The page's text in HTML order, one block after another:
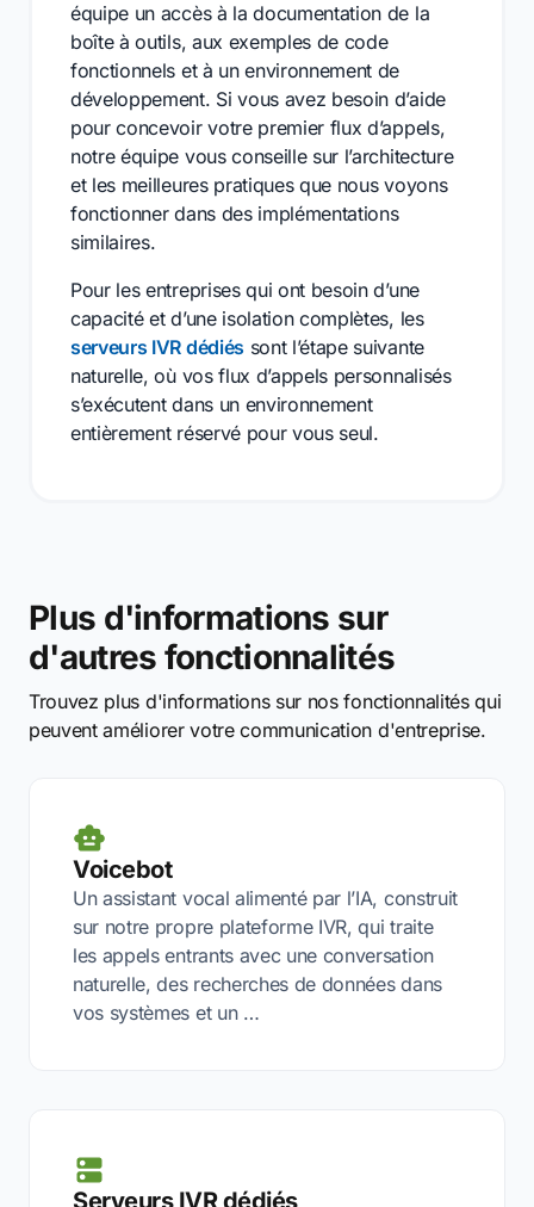
équipe un accès à la documentation de la
boîte à outils, aux exemples de code
fonctionnels et à un environnement de
développement. Si vous avez besoin d’aide
pour concevoir votre premier flux d’appels,
notre équipe vous conseille sur l’architecture
et les meilleures pratiques que nous voyons
fonctionner dans des implémentations
similaires.
Pour les entreprises qui ont besoin d’une
capacité et d’une isolation complètes, les
serveurs IVR dédiéssont l’étape suivante
naturelle, où vos flux d’appels personnalisés
s’exécutent dans un environnement
entièrement réservé pour vous seul.
Plus d'informations sur
d'autres fonctionnalités
Trouvez plus d'informations sur nos fonctionnalités qui
peuvent améliorer votre communication d'entreprise.
Voicebot
Un assistant vocal alimenté par l’IA, construit
sur notre propre plateforme IVR, qui traite
les appels entrants avec une conversation
naturelle, des recherches de données dans
vos systèmes et un …
Serveurs IVR dédiés